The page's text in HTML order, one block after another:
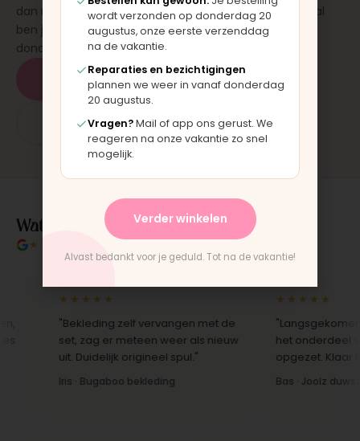
dan monteren wij het onderdeel direct voor je. Meestal
ben je binnen 15 tot 20 minuten weer buiten. Op
donderdag en zaterdag, op afspraak.
Plan een afspraak
App: 06 - 2862 1330
Wat klanten over ons zeggen
★★★★★ 4.9/5 klantbeoordeling
★★★★★
"Bekleding zelf vervangen met de
set, zag er meteen weer als nieuw
uit. Duidelijk origineel spul."
Iris · Bugaboo bekleding
★★★★★
"Langsgekomen in
het onderdeel
opgezet. Klaar
Bas · Joolz duwstang
wordt verzonden op donderdag 20
augustus, onze eerste verzenddag
na de vakantie.
Reparaties en bezichtigingen
plannen we weer in vanaf donderdag
20 augustus.
Vragen?Mail of app ons gerust. We
reageren na onze vakantie zo snel
mogelijk.
Verder winkelen
Alvast bedankt voor je geduld. Tot na de vakantie!